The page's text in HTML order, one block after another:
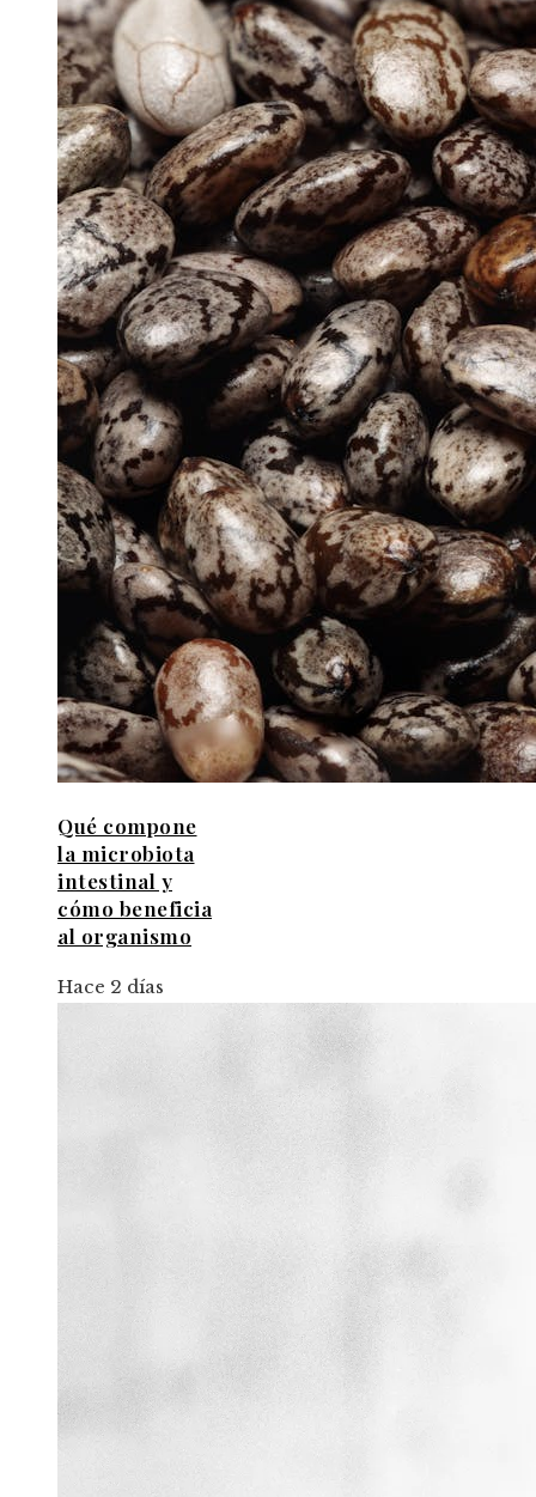
Qué compone
la microbiota
intestinal y
cómo beneficia
al organismo
Hace 2 días